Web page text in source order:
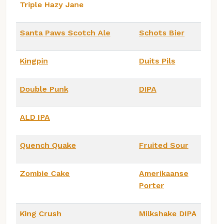
Triple Hazy Jane
Santa Paws Scotch Ale Schots Bier
Kingpin Duits Pils
Double Punk DIPA
ALD IPA
Quench Quake Fruited Sour
Zombie Cake
Amerikaanse
Porter
King Crush Milkshake DIPA